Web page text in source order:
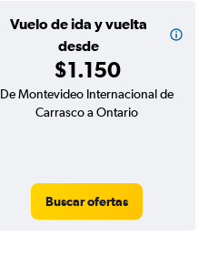
Vuelo de ida y vuelta
desde
$1.150
De Montevideo Internacional de
Carrasco a Ontario
Buscar ofertas